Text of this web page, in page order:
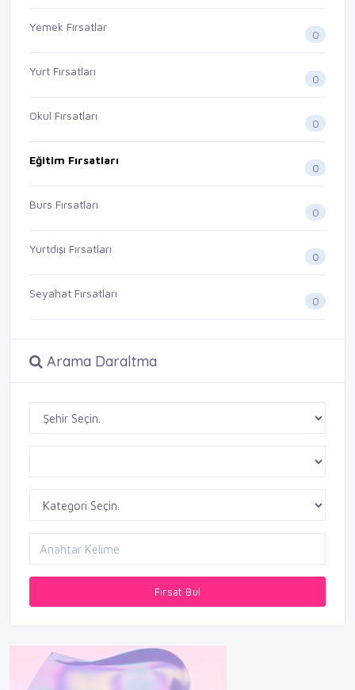
Yemek Fırsatlar
0
Yurt Fırsatları
0
Okul Fırsatları
0
Eğitim Fırsatları
0
Burs Fırsatları
0
Yurtdışı Fırsatları
0
Seyahat Fırsatları
0
Arama Daraltma
Fırsat Bul